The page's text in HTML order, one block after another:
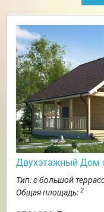
Двухэтажный Дом
Тип: с большой
Общая площадь: 2